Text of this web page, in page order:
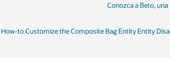
Conozca a Beto,
How-to Customize the Composite Bag Entity Entity